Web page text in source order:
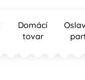
Domácí
tovar